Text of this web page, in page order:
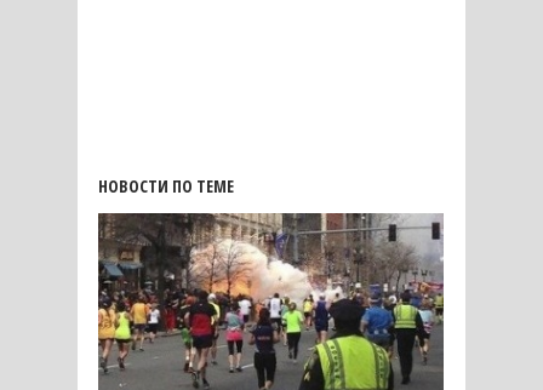
НОВОСТИ ПО ТЕМЕ